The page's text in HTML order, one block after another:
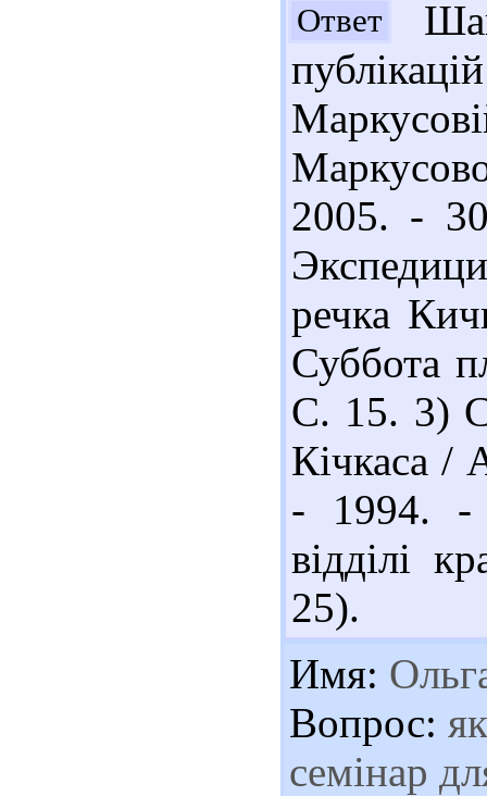
Ответ
2005. -
речка
Суббота
С. 15. 3)
Кічкаса /
- 1994. -
відділі
25).
Имя:
Вопрос:
семінар